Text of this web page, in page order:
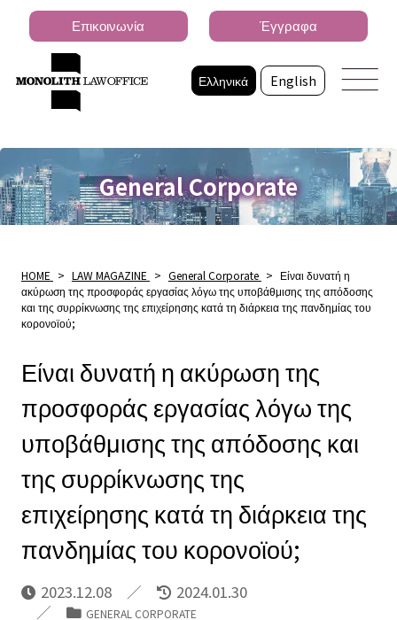
Ελληνικά English
Επικοινωνία Έγγραφα
General Corporate
HOME > LAW MAGAZINE > General Corporate > Είναι δυνατή η
ακύρωση της προσφοράς εργασίας λόγω της υποβάθμισης της απόδοσης
και της συρρίκνωσης της επιχείρησης κατά τη διάρκεια της πανδημίας του
κορονοϊού;
Είναι δυνατή η ακύρωση της
προσφοράς εργασίας λόγω της
υποβάθμισης της απόδοσης και
της συρρίκνωσης της
επιχείρησης κατά τη διάρκεια της
πανδημίας του κορονοϊού;
2023.12.08 2024.01.30
GENERAL CORPORATE